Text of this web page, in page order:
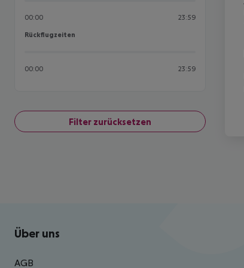
00:00 23:59
Rückflugzeiten
Rückflugzeiten
00:00 23:59
Filter zurücksetzen
Footer navigation
Über uns
AGB